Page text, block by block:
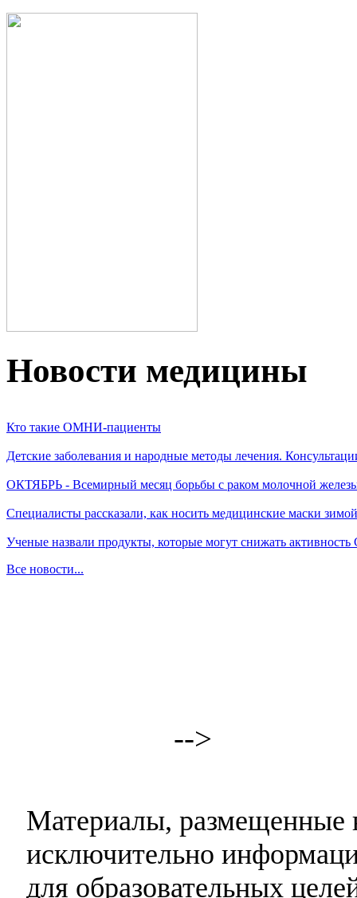
Новости медицины
Кто такие ОМНИ-пациенты
Детские заболевания и народные методы лечения.
ОКТЯБРЬ - Всемирный месяц борьбы с раком молочной
Специалисты рассказали, как носить медицинские маски зимой
Ученые назвали продукты, которые могут снижать
Все новости...
-->
Материалы, размещенные
исключительно
для образовательных